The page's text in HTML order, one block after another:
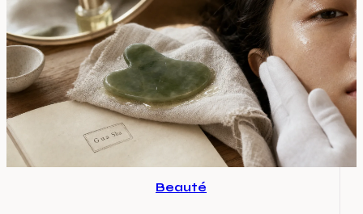
Beauté